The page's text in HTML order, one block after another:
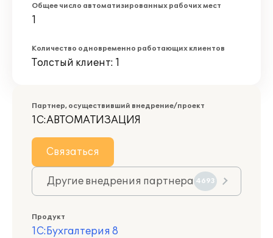
Общее число автоматизированных рабочих мест
1
Количество одновременно работающих клиентов
Толстый клиент: 1
Партнер, осуществивший внедрение/проект
1С:АВТОМАТИЗАЦИЯ
Связаться
Другие внедрения партнера 4693
Продукт
1С:Бухгалтерия 8